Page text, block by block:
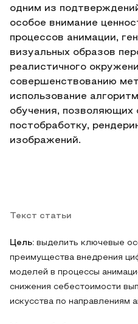
одним из
особое внимание
процессов анимации,
визуальных образов
реалистичного
совершенствованию
использование
обучения, позволяющих
постобработку,
изображений.
Текст статьи
Цель: выделить ключевые
преимущества внедрения
моделей в процессы
снижения себестоимости
искусства по направлениям